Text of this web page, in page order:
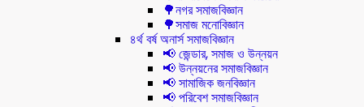
🌳নগর সমাজবিজ্ঞান
🌳সমাজ মনোবিজ্ঞান
৪র্থ বর্ষ অনার্স সমাজবিজ্ঞান
📢 জেন্ডার, সমাজ ও উন্নয়ন
📢 উন্নয়নের সমাজবিজ্ঞান
📢 সামাজিক জনবিজ্ঞান
📢 পরিবেশ সমাজবিজ্ঞান